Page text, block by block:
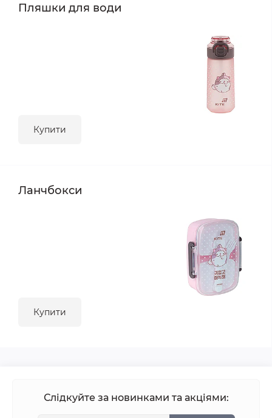
Пляшки для води
Купити
Ланчбокси
Купити
Слідкуйте за новинками та акціями: